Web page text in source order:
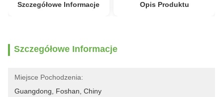
Szczegółowe Informacje Opis Produktu
Szczegółowe Informacje
Miejsce Pochodzenia:
Guangdong, Foshan, Chiny